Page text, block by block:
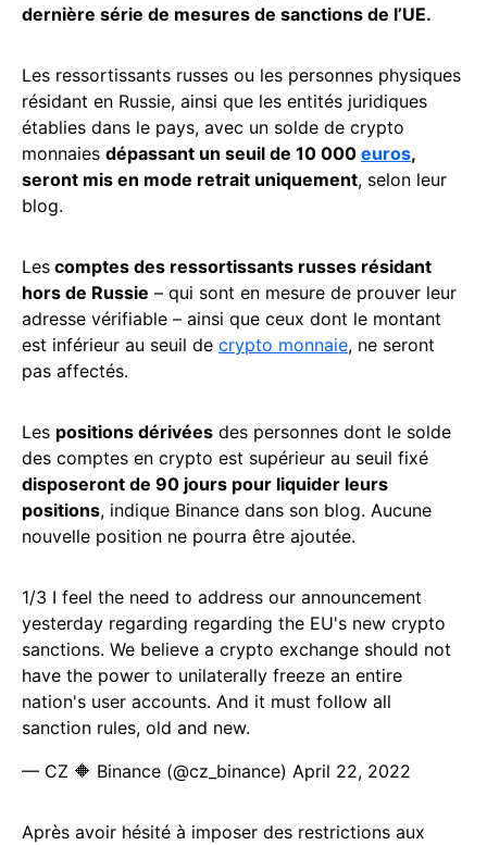
dernière série de mesures de sanctions de l’UE.
Les ressortissants russes ou les personnes physiques
résidant en Russie, ainsi que les entités juridiques
établies dans le pays, avec un solde de crypto
monnaies dépassant un seuil de 10 000 euros,
seront mis en mode retrait uniquement, selon leur
blog.
Les comptes des ressortissants russes résidant
hors de Russie – qui sont en mesure de prouver leur
adresse vérifiable – ainsi que ceux dont le montant
est inférieur au seuil de crypto monnaie, ne seront
pas affectés.
Les positions dérivées des personnes dont le solde
des comptes en crypto est supérieur au seuil fixé
disposeront de 90 jours pour liquider leurs
positions, indique Binance dans son blog. Aucune
nouvelle position ne pourra être ajoutée.
1/3 I feel the need to address our announcement
yesterday regarding regarding the EU's new crypto
sanctions. We believe a crypto exchange should not
have the power to unilaterally freeze an entire
nation's user accounts. And it must follow all
sanction rules, old and new.
— CZ 🔶 Binance (@cz_binance) April 22, 2022
Après avoir hésité à imposer des restrictions aux